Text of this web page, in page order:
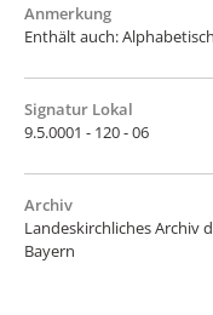
Anmerkung
Enthält auch:
Signatur Lokal
9.5.0001 - 120 - 06
Archiv
Landeskirchliches Archiv
Bayern